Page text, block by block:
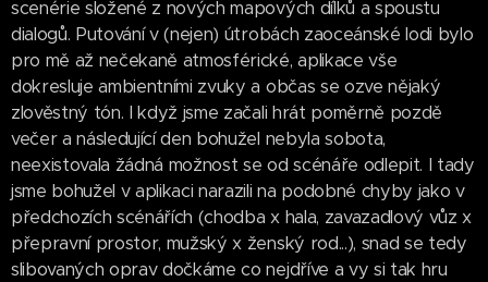
scenérie složené z nových mapových dílků a spoustu
dialogů. Putování v (nejen) útrobách zaoceánské lodi bylo
pro mě až nečekaně atmosférické, aplikace vše
dokresluje ambientními zvuky a občas se ozve nějaký
zlověstný tón. I když jsme začali hrát poměrně pozdě
večer a následující den bohužel nebyla sobota,
neexistovala žádná možnost se od scénáře odlepit. I tady
jsme bohužel v aplikaci narazili na podobné chyby jako v
předchozích scénářích (chodba x hala, zavazadlový vůz x
přepravní prostor, mužský x ženský rod...), snad se tedy
slibovaných oprav dočkáme co nejdříve a vy si tak hru